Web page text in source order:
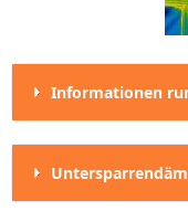
Informationen